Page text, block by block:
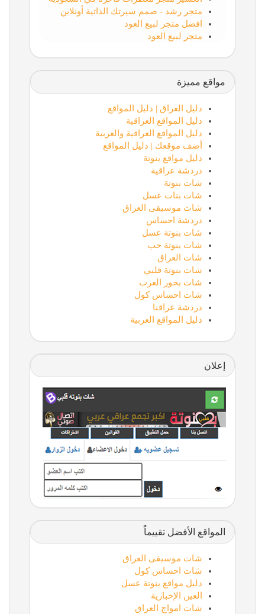
متجر رشد - صمم سيرتك الذاتية أونلاين
افضل متجر لبيع العود
متجر لبيع العود
مواقع مميزة
دليل العراق | دليل المواقع
دليل المواقع العراقية
دليل المواقع العراقية والعربية
أضف موقعك | دليل المواقع
دليل مواقع بنوتة
دردشة عراقية
شات بنوتة
شات بنات عسل
شات موسيقى العراق
دردشة احساس
شات بنوتة عسل
شات بنوتة حب
شات العراق
شات بنوتة قلبي
شات بحور العرب
شات احساس كول
دردشة عراقنا
دليل المواقع العربية
إعلان
المواقع الأفضل تقييماً
شات موسيقى العراق
شات احساس كول
دليل مواقع بنوتة عسل
العين الإخبارية
شات امواج العراق